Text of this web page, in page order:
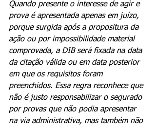
Quando presente o interesse de agir e
prova é apresentada apenas em juízo,
porque surgida após a propositura da
ação ou por impossibilidade material
comprovada, a DIB será fixada na data
da citação válida ou em data posterior
em que os requisitos foram
preenchidos. Essa regra reconhece que
não é justo responsabilizar o segurado
por provas que não podia apresentar
na via administrativa, mas também não